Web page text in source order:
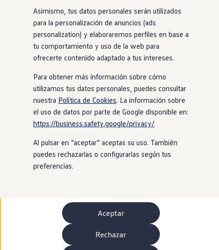
Más sobre híbridos
Plan Auto +
Etiquetas DGT
Simulador de autonomía, carga y ahorro
Carga y autonomía
Soluciones de carga
Tarifas de carga
Carga en casa
Modos de carga
Autonomía
Clientes y posventa
Club Volkswagen
Ofertas posventa
Beneficios Volkswagen
Asistencia en carretera
Servicios de movilidad
Garantía del fabricante
Buscar servicios para tu modelo
Volkswagen Apps, inicio de sesión y tienda
Conectar el móvil con el vehículo
Actualizaciones del software, los mapas y las
Mantenimiento y reparaciones
Asimismo, tus datos personales serán utilizados
para la personalización de anuncios (ads
personalization) y elaboraremos perfiles en base a
tu comportamiento y uso de la web para
ofrecerte contenido adaptado a tus intereses.
Para obtener más información sobre cómo
utilizamos tus datos personales, puedes consultar
nuestra Política de Cookies. La información sobre
el uso de datos por parte de Google disponible en:
https://business.safety.google/privacy/
Al pulsar en “aceptar” aceptas su uso. También
puedes rechazarlas o configurarlas según tus
preferencias.
Aceptar
Rechazar